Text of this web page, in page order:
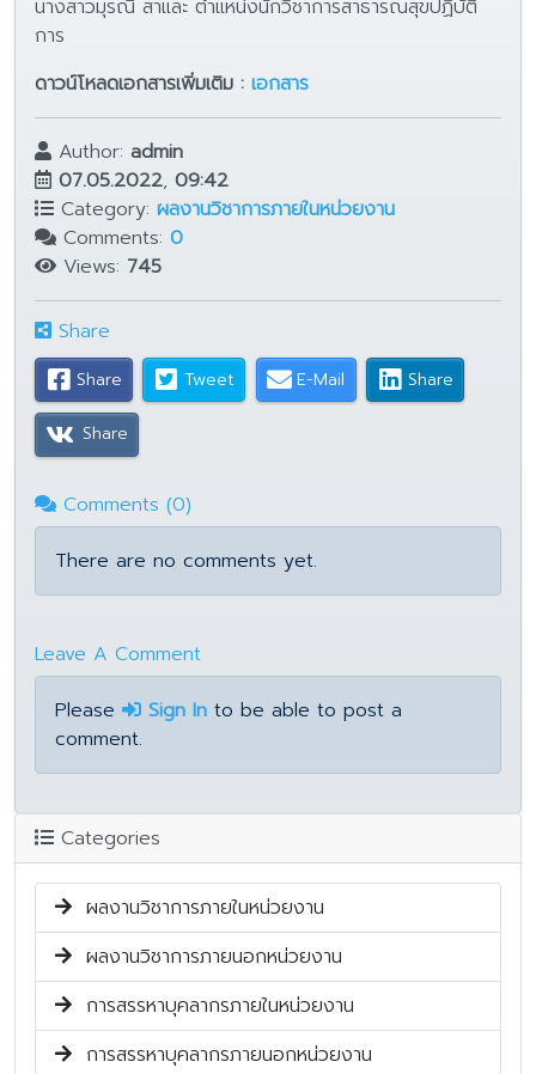
นางสาวมุรณี สาและ ตำแหน่งนักวิชาการสาธารณสุขปฏิบัติ
การ
ดาวน์โหลดเอกสารเพิ่มเติม : เอกสาร
Author: admin
07.05.2022, 09:42
Category: ผลงานวิชาการภายในหน่วยงาน
Comments: 0
Views: 745
Share
Share Tweet E-Mail Share
Share
Comments (0)
There are no comments yet.
Leave A Comment
Please
Sign In to be able to post a
comment.
Categories
ผลงานวิชาการภายในหน่วยงาน
ผลงานวิชาการภายนอกหน่วยงาน
การสรรหาบุคลากรภายในหน่วยงาน
การสรรหาบุคลากรภายนอกหน่วยงาน